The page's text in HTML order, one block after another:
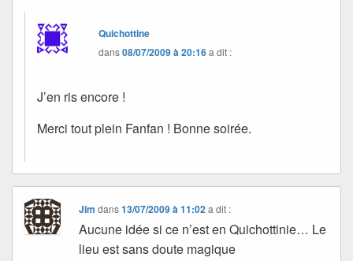
Quichottine
dans08/07/2009 à 20:16a dit :
J’en ris encore !
Merci tout plein Fanfan ! Bonne soirée.
Jim dans13/07/2009 à 11:02 a dit :
Aucune idée si ce n’est en Quichottinie… Le
lieu est sans doute magique